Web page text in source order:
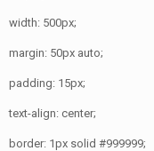
width: 500px;
margin: 50px auto;
padding: 15px;
text-align: center;
border: 1px solid #999999;